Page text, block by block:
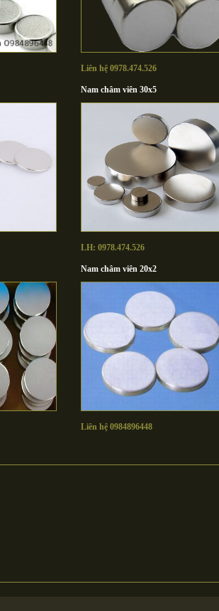
Liên hệ 0978.474.526
Nam châm viên 30x5
LH: 0978.474.526
Nam châm viên 20x2
Liên hệ 0984896448